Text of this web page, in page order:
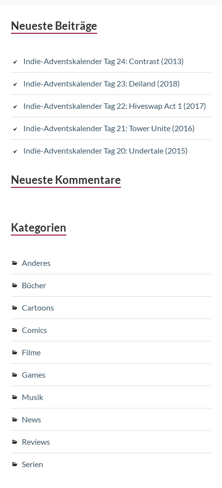
Subsidiary
Neueste Beiträge
Indie-Adventskalender Tag 24: Contrast (2013)
Indie-Adventskalender Tag 23: Deiland (2018)
Indie-Adventskalender Tag 22: Hiveswap Act 1 (2017)
Indie-Adventskalender Tag 21: Tower Unite (2016)
Indie-Adventskalender Tag 20: Undertale (2015)
Neueste Kommentare
Kategorien
Anderes
Bücher
Cartoons
Comics
Filme
Games
Musik
News
Reviews
Serien